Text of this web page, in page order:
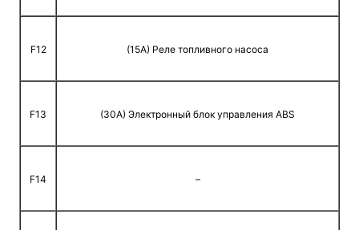
F12 (15A) Реле топливного насоса
F13 (30A) Электронный блок управления ABS
F14 –